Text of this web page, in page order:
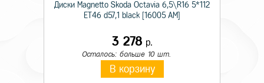
Диски Magnetto Skoda Octavia 6,5\R16 5*112
ET46 d57,1 black [16005 AM]
3 278 р.
Осталось: больше 10 шт.
В корзину